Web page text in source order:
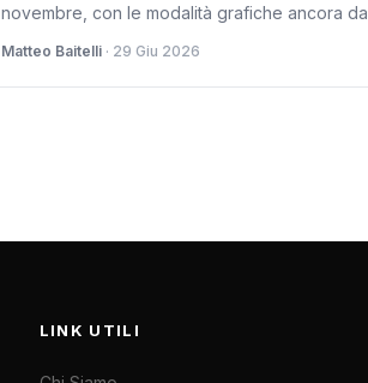
novembre, con le modalità grafiche ancora da
Xbox Series X.
Matteo Baitelli · 29 Giu 2026
LINK UTILI